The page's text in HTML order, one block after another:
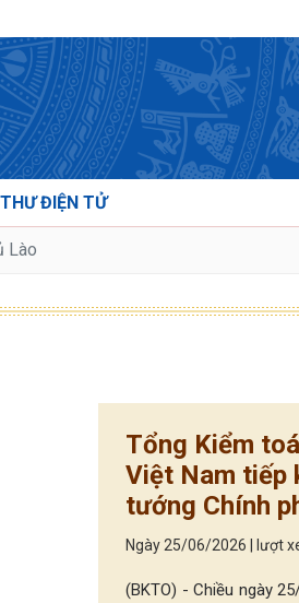
THƯ ĐIỆN TỬ
Lào
Tổng Kiểm
Việt Nam tiếp
tướng Chính
Ngày 25/06/2026 | lượt
(BKTO) - Chiều ngày